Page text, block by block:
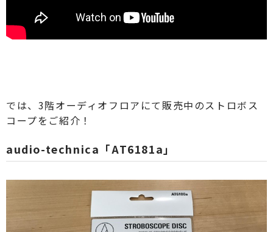
では、3階オーディオフロアにて販売中のストロボス
コープをご紹介！
audio-technica「AT6181a」